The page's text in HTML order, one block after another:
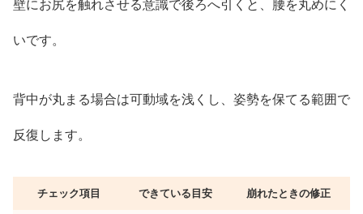
壁にお尻を触れさせる意識で後ろへ引くと、腰を丸めにく
いです。
背中が丸まる場合は可動域を浅くし、姿勢を保てる範囲で
反復します。
チェック項目 できている目安 崩れたときの修正